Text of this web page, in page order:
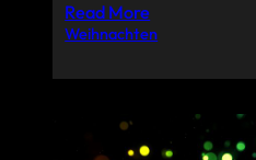
Read More
Weihnachten